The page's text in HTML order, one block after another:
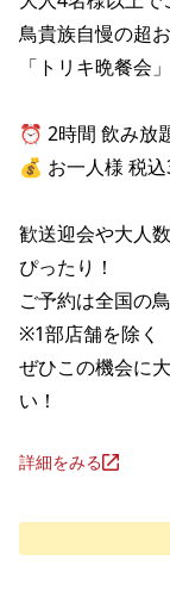
鳥貴族自慢の超
「トリキ晩餐会
⏰ 2時間 飲み放
💰 お一人様 税
歓送迎会や大人
ぴったり！
ご予約は全国の
※1部店舗を除く
ぜひこの機会に
い！
詳細をみる